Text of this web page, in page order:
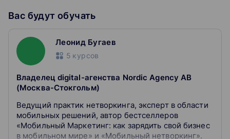
Вас будут обучать
Леонид Бугаев
5 курсов
Владелец digital-агенства Nordic Agency AB
(Москва-Стокгольм)
Ведущий практик нетворкинга, эксперт в области
мобильных решений, автор бестселлеров
«Мобильный Маркетинг: как зарядить свой бизнес
в мобильном мире» и «Мобильный нетворкинг».